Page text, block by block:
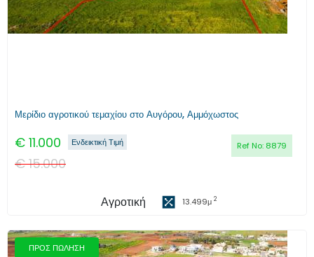
Μερίδιο αγροτικού τεμαχίου στο Αυγόρου, Αμμόχωστος
€ 11.000 Ref No: 8879
Ενδεικτική Τιμή
€15.000
Αγροτική 13.499μ 2
ΠΡΟΣ ΠΩΛΗΣΗ